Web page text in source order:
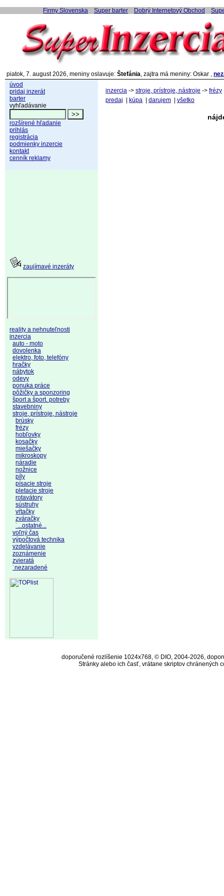
Firmy Slovenska Super barter Dobrý Internetový Obchod
piatok, 7. august 2026, meniny oslavuje: Štefánia, zajtra má meniny: Oskar ,
úvod
pridaj inzerát
barter
vyhľadávanie
rozšírené hľadanie
prihlás
registrácia
podmienky inzercie
kontakt
cenník reklamy
zaujímavé inzeráty
reality a nehnuteľnosti
inzercia
auto - moto
dovolenka
elektro, foto, telefóny
hračky
nábytok
odevy
ponuka práce
pôžičky a sponzoring
šport a šport. potreby
stavebniny
stroje, prístroje, nástroje
brúsky
frézy
hobľovky
kosačky
miešačky
mikroskopy
náradie
nožnice
píly
písacie stroje
pletacie stroje
rotavátory
sústruhy
vŕtačky
zváračky
˙...ostatné...
voľný čas
výpočtová technika
vzdelávanie
zoznámenie
zvieratá
˙nezaradené
inzercia -> stroje, prístroje, nástroje -> frézy
predaj
kúpa darujem všetko
doporučené rozlíšenie 1024x768, © DIO, 2004-2026,
Stránky alebo ich časť, vrátane skriptov chránených